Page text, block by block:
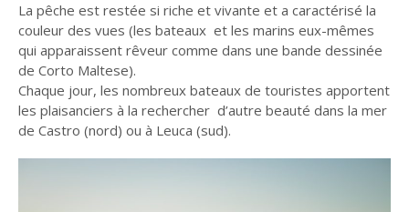
La pêche est restée si riche et vivante et a caractérisé la
couleur des vues (les bateaux et les marins eux-mêmes
qui apparaissent rêveur comme dans une bande dessinée
de Corto Maltese).
Chaque jour, les nombreux bateaux de touristes apportent
les plaisanciers à la rechercher d’autre beauté dans la mer
de Castro (nord) ou à Leuca (sud).